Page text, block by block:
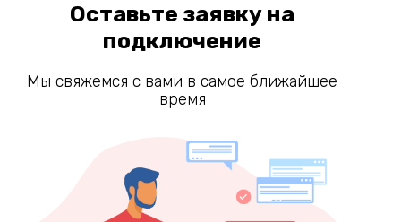
Оставьте заявку на
подключение
Мы свяжемся с вами в самое ближайшее
время